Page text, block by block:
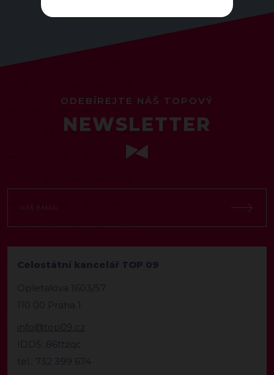
ODEBÍREJTE NÁŠ TOPOVÝ
NEWSLETTER
Celostátní kancelář TOP 09
Opletalova 1603/57
110 00 Praha 1
info@top09.cz
IDDS: 86ttzqc
tel.: 732 399 674